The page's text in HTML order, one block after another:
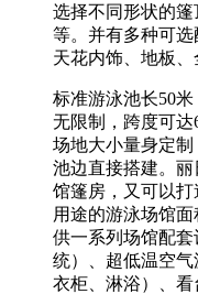
选择不同形状的
等。并有多种可选
天花内饰、地板、
标准游泳池长50
无限制，跨度可
场地大小量身定
池边直接搭建。
馆篷房，又可以
用途的游泳场馆
供一系列场馆配
统）、超低温空
衣柜、淋浴）、看